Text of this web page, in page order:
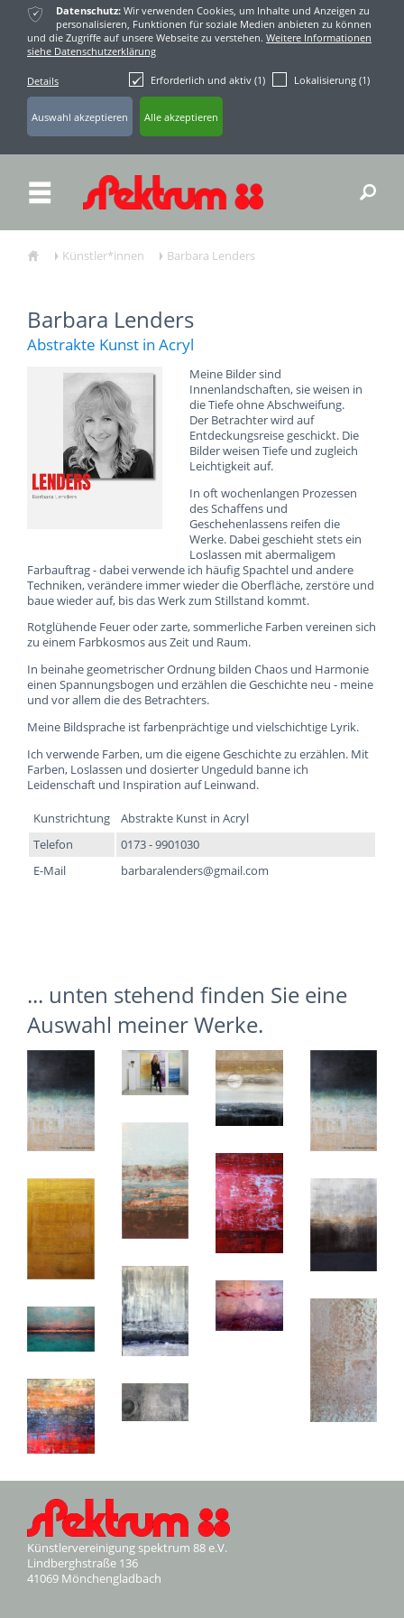
ќ Datenschutz: Wir verwenden Cookies, um Inhalte und Anzeigen zu
personalisieren, Funktionen für soziale Medien anbieten zu können
und die Zugriffe auf unsere Webseite zu verstehen. Weitere Informationen
siehe Datenschutzerklärung
Details Erforderlich und aktiv (1) Lokalisierung (1)
ř
ŷ Ţ Künstler*innen Ţ Barbara Lenders
Barbara Lenders
Abstrakte Kunst in Acryl
Meine Bilder sind
Innenlandschaften, sie weisen in
die Tiefe ohne Abschweifung.
Der Betrachter wird auf
Entdeckungsreise geschickt. Die
Bilder weisen Tiefe und zugleich
Leichtigkeit auf.
In oft wochenlangen Prozessen
des Schaffens und
Geschehenlassens reifen die
Werke. Dabei geschieht stets ein
Loslassen mit abermaligem
Farbauftrag - dabei verwende ich häufig Spachtel und andere
Techniken, verändere immer wieder die Oberfläche, zerstöre und
baue wieder auf, bis das Werk zum Stillstand kommt.
Rotglühende Feuer oder zarte, sommerliche Farben vereinen sich
zu einem Farbkosmos aus Zeit und Raum.
In beinahe geometrischer Ordnung bilden Chaos und Harmonie
einen Spannungsbogen und erzählen die Geschichte neu - meine
und vor allem die des Betrachters.
Meine Bildsprache ist farbenprächtige und vielschichtige Lyrik.
Ich verwende Farben, um die eigene Geschichte zu erzählen. Mit
Farben, Loslassen und dosierter Ungeduld banne ich
Leidenschaft und Inspiration auf Leinwand.
Kunstrichtung
Abstrakte Kunst in Acryl
Telefon
0173 - 9901030
E-Mail
barbaralenders@gmail.com
... unten stehend finden Sie eine
Auswahl meiner Werke.
Künstlervereinigung spektrum 88 e.V.
Lindberghstraße 136
41069 Mönchengladbach